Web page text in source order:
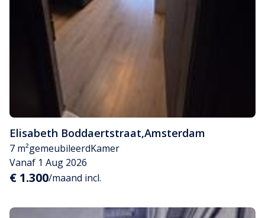
Elisabeth Boddaertstraat,Amsterdam
7 m²gemeubileerdKamer
Vanaf 1 Aug 2026
€ 1.300/maand incl.